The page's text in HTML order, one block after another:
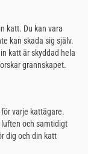
katt. Du kan vara
kan skada sig själv.
katt är skyddad hela
grannskapet.
varje kattägare.
och samtidigt
dig och din katt